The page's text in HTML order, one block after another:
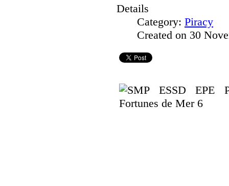
Details
Category: Piracy
Created on 30